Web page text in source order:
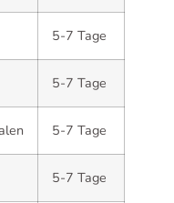
5-7 Tage
5-7 Tage
5-7 Tage
5-7 Tage